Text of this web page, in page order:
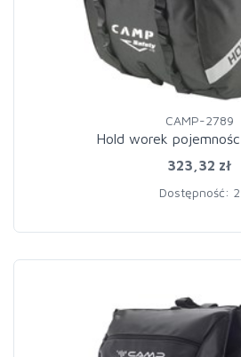
CAMP-2789
Hold worek
323,32 zł
Dostępność: 2